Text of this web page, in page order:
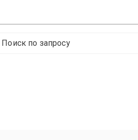
Поиск по запросу